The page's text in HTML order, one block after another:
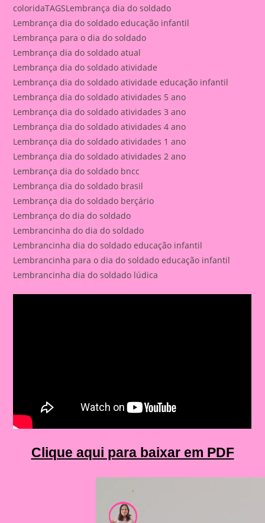
coloridaTAGSLembrança dia do soldado
Lembrança dia do soldado educação infantil
Lembrança para o dia do soldado
Lembrança dia do soldado atual
Lembrança dia do soldado atividade
Lembrança dia do soldado atividade educação infantil
Lembrança dia do soldado atividades 5 ano
Lembrança dia do soldado atividades 3 ano
Lembrança dia do soldado atividades 4 ano
Lembrança dia do soldado atividades 1 ano
Lembrança dia do soldado atividades 2 ano
Lembrança dia do soldado bncc
Lembrança dia do soldado brasil
Lembrança dia do soldado berçário
Lembrança do dia do soldado
Lembrancinha do dia do soldado
Lembrancinha dia do soldado educação infantil
Lembrancinha para o dia do soldado educação infantil
Lembrancinha dia do soldado lúdica
Clique aqui para baixar em PDF